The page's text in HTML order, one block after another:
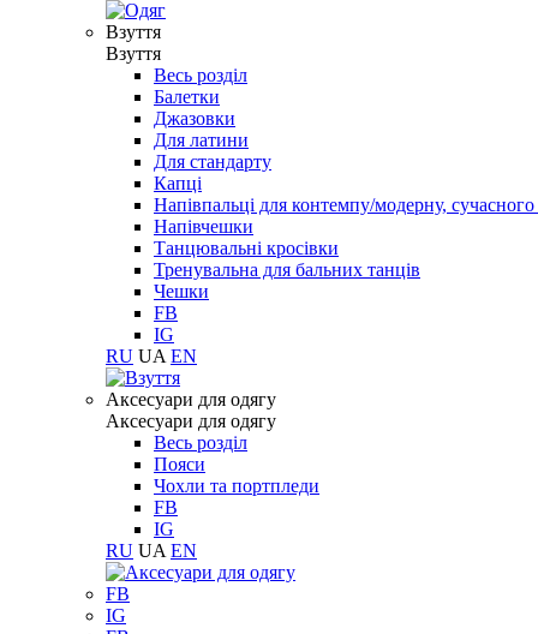
Взуття
Взуття
Весь розділ
Балетки
Джазовки
Для латини
Для стандарту
Капці
Напівпальці для контемпу/модерну,
Напівчешки
Танцювальні кросівки
Тренувальна для бальних танців
Чешки
FB
IG
RU UA EN
Aксесуари для одягу
Aксесуари для одягу
Весь розділ
Пояси
Чохли та портпледи
FB
IG
RU UA EN
FB
IG